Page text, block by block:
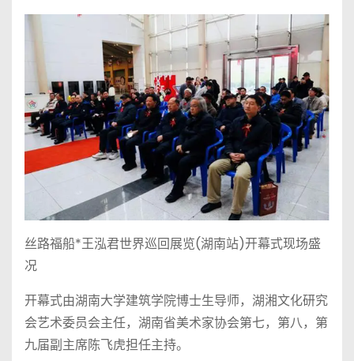
丝路福船*王泓君世界巡回展览(湖南站)开幕式现场盛
况
开幕式由湖南大学建筑学院博士生导师，湖湘文化研究
会艺术委员会主任，湖南省美术家协会第七，第八，第
九届副主席陈飞虎担任主持。